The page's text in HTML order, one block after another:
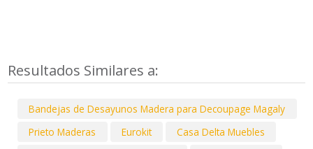
Resultados Similares a:
Bandejas de Desayunos Madera para Decoupage Magaly
Prieto Maderas
Eurokit
Casa Delta Muebles